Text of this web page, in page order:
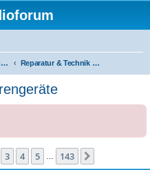
Röhrenradios und andere Dampfradios Reparatur & Technik Röhrengeräte
143
3 4 5 143